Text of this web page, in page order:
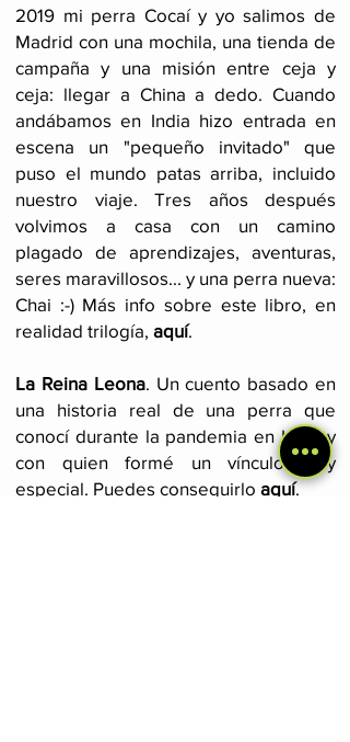
2019 mi perra Cocaí y yo salimos de
Madrid con una mochila, una tienda de
campaña y una misión entre ceja y
ceja: llegar a China a dedo. Cuando
andábamos en India hizo entrada en
escena un "pequeño invitado" que
puso el mundo patas arriba, incluido
nuestro viaje. Tres años después
volvimos a casa con un camino
plagado de aprendizajes, aventuras,
seres maravillosos... y una perra nueva:
Chai :-) Más info sobre este libro, en
realidad trilogía, aquí.
La Reina Leona. Un cuento basado en
una historia real de una perra que
conocí durante la pandemia en India y
con quien formé un vínculo muy
especial. Puedes conseguirlo aquí.